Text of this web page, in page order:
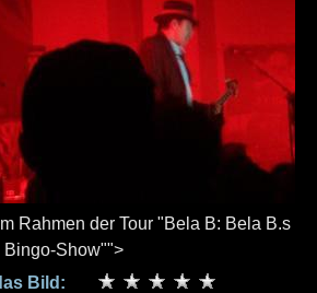
Rahmen der Tour "Bela B: Bela B.s
Bingo-Show"">
Bild: